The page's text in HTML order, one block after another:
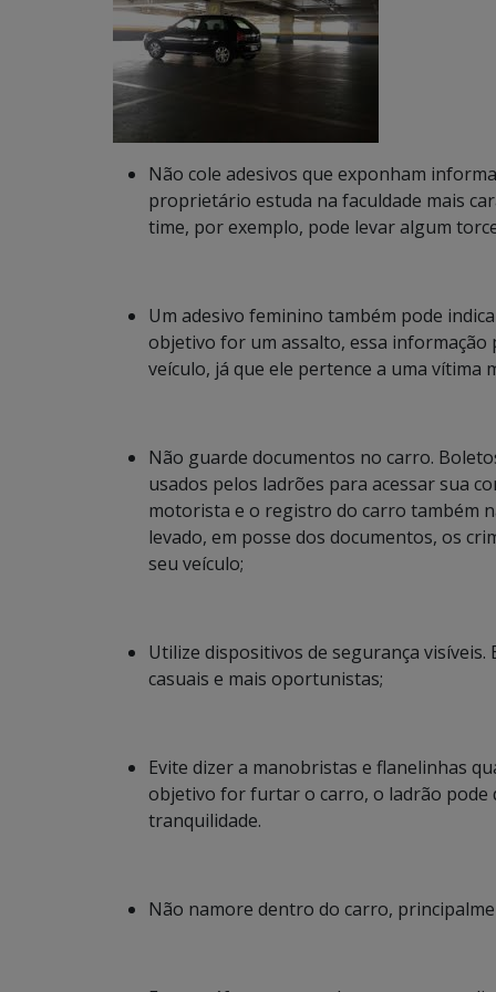
Não cole adesivos que exponham
proprietário estuda na faculdade mais
time, por exemplo, pode levar algum
Um adesivo feminino também pode
objetivo for um assalto, essa
veículo, já que ele pertence a uma vítima
Não guarde documentos no carro.
usados pelos ladrões para acessar sua
motorista e o registro do carro também
levado, em posse dos documentos, os
seu veículo;
Utilize dispositivos de segurança
casuais e mais oportunistas;
Evite dizer a manobristas e flanelinhas
objetivo for furtar o carro, o ladrão pode
tranquilidade.
Não namore dentro do carro,